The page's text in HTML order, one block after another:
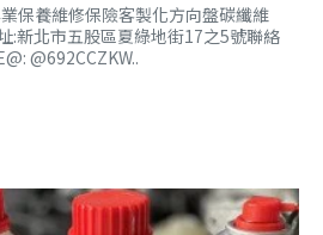
保養維修保險客製化方向盤碳纖維
:新北市五股區夏綠地街17之5號聯絡
@692CCZKW..